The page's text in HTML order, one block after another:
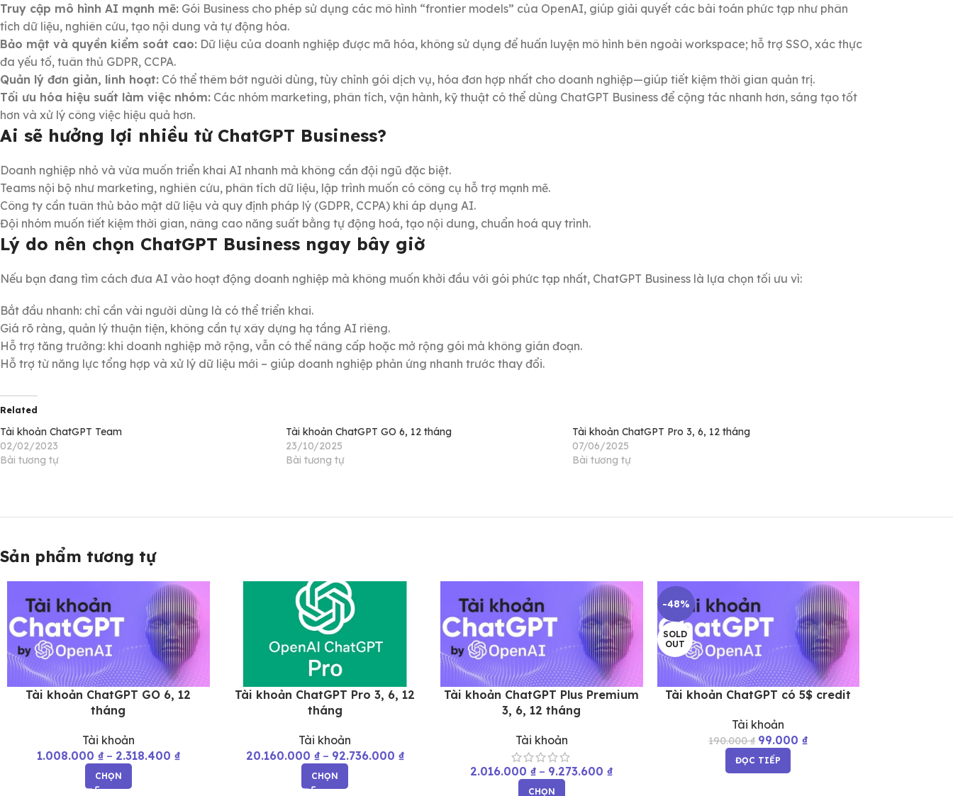
Truy cập mô hình AI mạnh mẽ: Gói Business cho phép sử dụng các mô hình “frontier models” của OpenAI, giúp giải quyết các bài toán phức tạp như phân
tích dữ liệu, nghiên cứu, tạo nội dung và tự động hóa.
Bảo mật và quyền kiểm soát cao: Dữ liệu của doanh nghiệp được mã hóa, không sử dụng để huấn luyện mô hình bên ngoài workspace; hỗ trợ SSO, xác thực
đa yếu tố, tuân thủ GDPR, CCPA.
Quản lý đơn giản, linh hoạt: Có thể thêm bớt người dùng, tùy chỉnh gói dịch vụ, hóa đơn hợp nhất cho doanh nghiệp—giúp tiết kiệm thời gian quản trị.
Tối ưu hóa hiệu suất làm việc nhóm: Các nhóm marketing, phân tích, vận hành, kỹ thuật có thể dùng ChatGPT Business để cộng tác nhanh hơn, sáng tạo tốt
hơn và xử lý công việc hiệu quả hơn.
Ai sẽ hưởng lợi nhiều từ ChatGPT Business?
Doanh nghiệp nhỏ và vừa muốn triển khai AI nhanh mà không cần đội ngũ đặc biệt.
Teams nội bộ như marketing, nghiên cứu, phân tích dữ liệu, lập trình muốn có công cụ hỗ trợ mạnh mẽ.
Công ty cần tuân thủ bảo mật dữ liệu và quy định pháp lý (GDPR, CCPA) khi áp dụng AI.
Đội nhóm muốn tiết kiệm thời gian, nâng cao năng suất bằng tự động hoá, tạo nội dung, chuẩn hoá quy trình.
Lý do nên chọn ChatGPT Business ngay bây giờ
Nếu bạn đang tìm cách đưa AI vào hoạt động doanh nghiệp mà không muốn khởi đầu với gói phức tạp nhất, ChatGPT Business là lựa chọn tối ưu vì:
Bắt đầu nhanh: chỉ cần vài người dùng là có thể triển khai.
Giá rõ ràng, quản lý thuận tiện, không cần tự xây dựng hạ tầng AI riêng.
Hỗ trợ tăng trưởng: khi doanh nghiệp mở rộng, vẫn có thể nâng cấp hoặc mở rộng gói mà không gián đoạn.
Hỗ trợ từ năng lực tổng hợp và xử lý dữ liệu mới – giúp doanh nghiệp phản ứng nhanh trước thay đổi.
Related
Tài khoản ChatGPT Team
02/02/2023
Bài tương tự
Tài khoản ChatGPT GO 6, 12 tháng
23/10/2025
Bài tương tự
Tài khoản ChatGPT Pro 3, 6, 12 tháng
07/06/2025
Bài tương tự
Sản phẩm tương tự
Tài khoản ChatGPT GO 6, 12
tháng
Tài khoản
1.008.000 ₫ – 2.318.400 ₫
CHỌN
Tài khoản ChatGPT Pro 3, 6, 12
tháng
Tài khoản
20.160.000 ₫ – 92.736.000 ₫
CHỌN
Tài khoản ChatGPT Plus Premium
3, 6, 12 tháng
Tài khoản
2.016.000₫ – 9.273.600₫
CHỌN
-48%
SOLD
OUT
Tài khoản ChatGPT có 5$ credit
Tài khoản
190.000₫ 99.000₫
ĐỌC TIẾP